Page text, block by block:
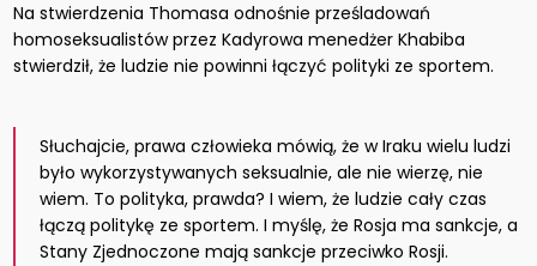
Na stwierdzenia Thomasa odnośnie prześladowań
homoseksualistów przez Kadyrowa menedżer Khabiba
stwierdził, że ludzie nie powinni łączyć polityki ze sportem.
Słuchajcie, prawa człowieka mówią, że w Iraku wielu ludzi
było wykorzystywanych seksualnie, ale nie wierzę, nie
wiem. To polityka, prawda? I wiem, że ludzie cały czas
łączą politykę ze sportem. I myślę, że Rosja ma sankcje, a
Stany Zjednoczone mają sankcje przeciwko Rosji.